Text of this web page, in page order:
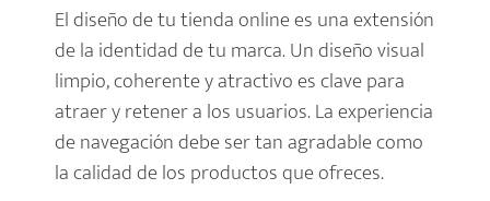
El diseño de tu tienda online es una extensión
de la identidad de tu marca. Un diseño visual
limpio, coherente y atractivo es clave para
atraer y retener a los usuarios. La experiencia
de navegación debe ser tan agradable como
la calidad de los productos que ofreces.